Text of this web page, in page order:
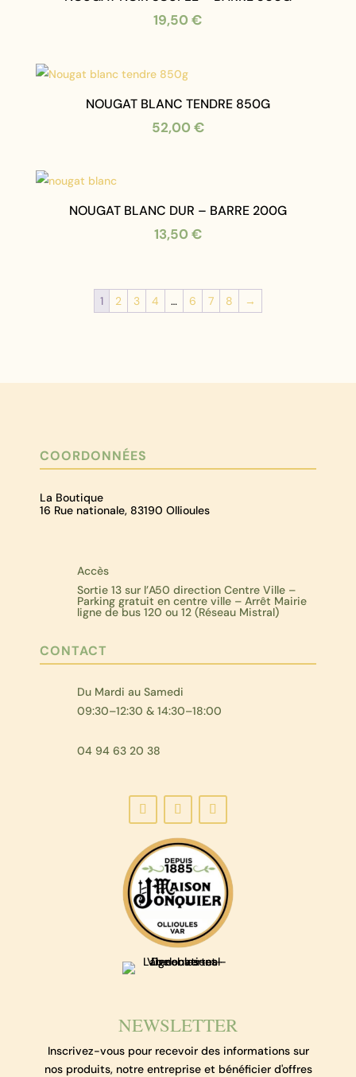
19,50€
NOUGAT BLANC TENDRE 850G
52,00 €
NOUGAT BLANC DUR – BARRE 200G
13,50 €
1 2 3 4 … 6 7 8 →
COORDONNÉES
La Boutique
16 Rue nationale, 83190 Ollioules
Accès
Sortie 13 sur l’A50 direction Centre Ville –
Parking gratuit en centre ville – Arrêt Mairie
ligne de bus 120 ou 12 (Réseau Mistral)
CONTACT
Du Mardi au Samedi
09:30–12:30 & 14:30–18:00
04 94 63 20 38
NEWSLETTER
Inscrivez-vous pour recevoir des informations sur
nos produits, notre entreprise et bénéficier d'offres